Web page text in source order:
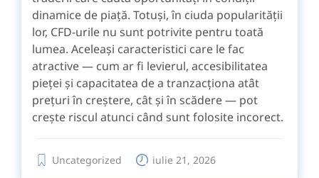
dinamice de piață. Totuși, în ciuda popularității
lor, CFD-urile nu sunt potrivite pentru toată
lumea. Aceleași caracteristici care le fac
atractive — cum ar fi levierul, accesibilitatea
pieței și capacitatea de a tranzacționa atât
prețuri în creștere, cât și în scădere — pot
crește riscul atunci când sunt folosite incorect.
Uncategorized iulie 21, 2026